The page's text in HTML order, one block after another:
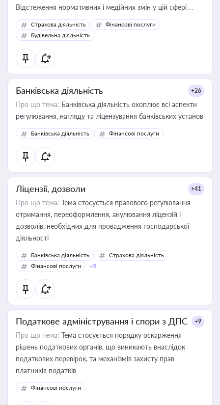
Відстеження нормативних і медійних змін у цій сфері
корисне для власника бізнесу, керівника, юриста або
бухгалтера під час оподаткування, приватизації, оренди
державного майна, корпоративних угод і перевірки
статусу суб'єктів оціночної діяльності
Страхова діяльність
Фінансові послуги
Будівельна діяльність
Банківська діяльність +26
Про що тема: Банківська діяльність охоплює всі аспекти
регулювання, нагляду та ліцензування банківських установ
Банківська діяльність Фінансові послуги
Ліцензії, дозволи +41
Про що тема: Тема стосується правового регулювання
отримання, переоформлення, анулювання ліцензій і
дозволів, необхідних для провадження господарської
діяльності
Банківська діяльність
Страхова діяльність
Фінансові послуги
+5
Податкове адміністрування і спори з ДПС +9
Про що тема: Тема стосується порядку оскарження
рішень податкових органів, що виникають внаслідок
податкових перевірок, та механізмів захисту прав
платників податків
Фінансові послуги